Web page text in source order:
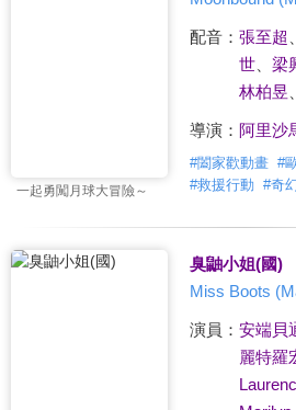
一起勇闖月球大冒險～
配音： 張至超
世、 梁
林柏昱
導演： 阿里沙
#闔家歡動畫 #
#救援行動 #奇
臭鼬小姐(國)
Miss Boots
演員： 安端貝
麗特羅